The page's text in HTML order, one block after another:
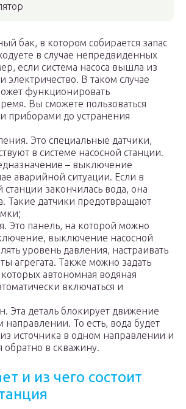
бак, в котором собирается запас
в случае непредвиденных
если система насоса вышла из
электричество. В таком случае
функционировать
Вы сможете пользоваться
приборами до устранения
Это специальные датчики,
в системе насосной станции.
– выключение
аварийной ситуации. Если в
станции закончилась вода, она
Такие датчики предотвращают
Это панель, на которой можно
выключение насосной
уровень давления, настраивать
агрегата. Также можно задать
автономная водяная
включаться и
Эта деталь блокирует движение
направлении. То есть, вода будет
из источника в одном направлении и
обратно в скважину.
и из чего состоит